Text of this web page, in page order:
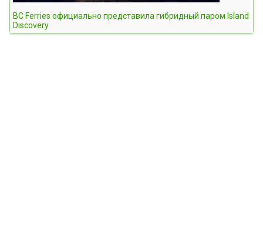
BC Ferries официально представила гибридный паром Island
Discovery